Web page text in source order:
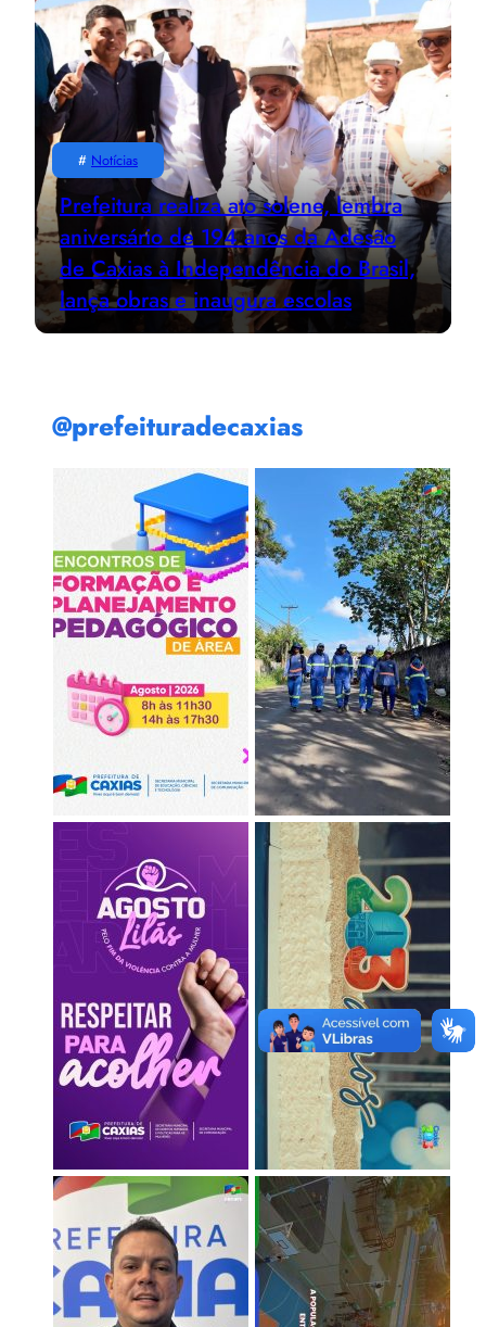
# Notícias
Prefeitura realiza ato solene, lembra
aniversário de 194 anos da Adesão
de Caxias à Independência do Brasil,
lança obras e inaugura escolas
@prefeituradecaxias